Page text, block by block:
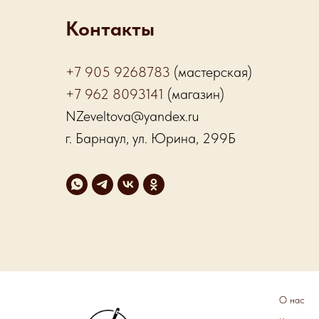
Контакты
+7 905 9268783 (мастерская)
+7 962 8093141 (магазин)
NZeveltova@yandex.ru
г. Барнаул, ул. Юрина, 299Б
О нас